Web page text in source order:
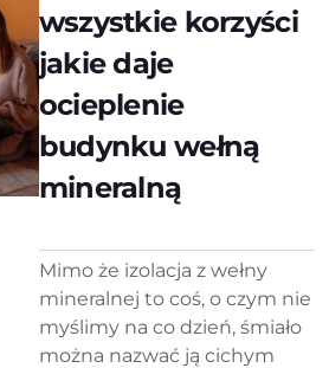
wszystkie korzyści
jakie daje
ocieplenie
budynku wełną
mineralną
Mimo że izolacja z wełny
mineralnej to coś, o czym nie
myślimy na co dzień, śmiało
można nazwać ją cichym